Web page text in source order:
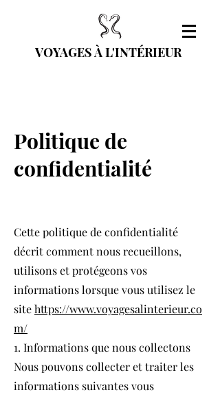
VOYAGES À L'INTÉRIEUR
Politique de
confidentialité
Cette politique de confidentialité
décrit comment nous recueillons,
utilisons et protégeons vos
informations lorsque vous utilisez le
sitehttps://www.voyagesalinterieur.co
m/
1. Informations que nous collectons
Nous pouvons collecter et traiter les
informations suivantes vous